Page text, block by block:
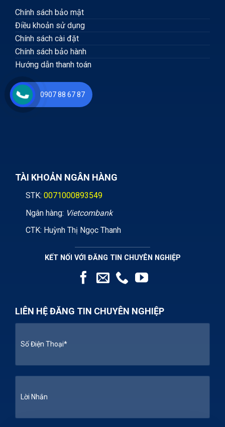
Chính sách bảo mật
Điều khoản sử dụng
Chính sách cài đặt
Chính sách bảo hành
Hướng dẫn thanh toán
TÀI KHOẢN NGÂN HÀNG
STK: 0071000893549
Ngân hàng: Vietcombank
CTK: Huỳnh Thị Ngọc Thanh
KẾT NỐI VỚI ĐĂNG TIN CHUYÊN NGHIỆP
LIÊN HỆ ĐĂNG TIN CHUYÊN NGHIỆP
0907 88 67 87